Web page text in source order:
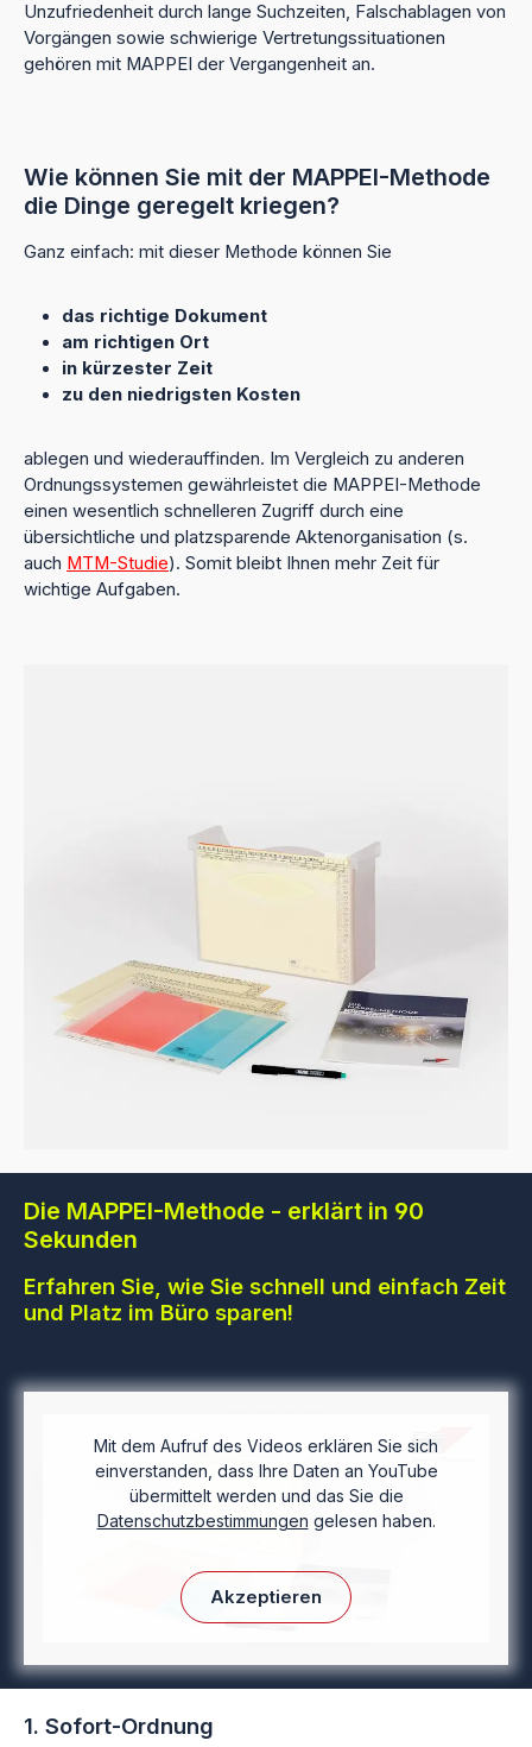
Unzufriedenheit durch lange Suchzeiten, Falschablagen von
Vorgängen sowie schwierige Vertretungssituationen
gehören mit MAPPEI der Vergangenheit an.
Wie können Sie mit der MAPPEI-Methode
die Dinge geregelt kriegen?
Ganz einfach: mit dieser Methode können Sie
das richtige Dokument
am richtigen Ort
in kürzester Zeit
zu den niedrigsten Kosten
ablegen und wiederauffinden. Im Vergleich zu anderen
Ordnungssystemen gewährleistet die MAPPEI-Methode
einen wesentlich schnelleren Zugriff durch eine
übersichtliche und platzsparende Aktenorganisation (s.
auch MTM-Studie). Somit bleibt Ihnen mehr Zeit für
wichtige Aufgaben.
Die MAPPEI-Methode - erklärt in 90
Sekunden
Erfahren Sie, wie Sie schnell und einfach Zeit
und Platz im Büro sparen!
Mit dem Aufruf des Videos erklären Sie sich
einverstanden, dass Ihre Daten an YouTube
übermittelt werden und das Sie die
Datenschutzbestimmungen gelesen haben.
Akzeptieren
1. Sofort-Ordnung